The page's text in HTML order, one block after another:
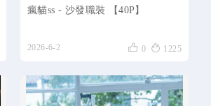
瘋貓ss - 沙發職裝 【40P】
2026-6-2  0  1225